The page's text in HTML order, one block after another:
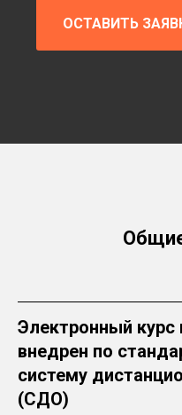
ОСТАВИТЬ
Электронный
внедрен по
систему
(СДО)